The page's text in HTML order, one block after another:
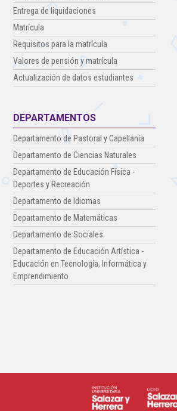
Entrega de liquidaciones
Matrícula
Requisitos para la matrícula
Valores de pensión y matrícula
Actualización de datos estudiantes
DEPARTAMENTOS
Departamento de Pastoral y Capellanía
Departamento de Ciencias Naturales
Departamento de Educación Física -
Deportes y Recreación
Departamento de Idiomas
Departamento de Matemáticas
Departamento de Sociales
Departamento de Educación Artística -
Educación en Tecnología, Informática y
Emprendimiento